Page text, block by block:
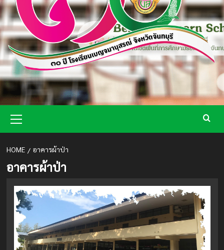
Menu
HOME อาคารผ้าป่า
อาคารผ้าป่า